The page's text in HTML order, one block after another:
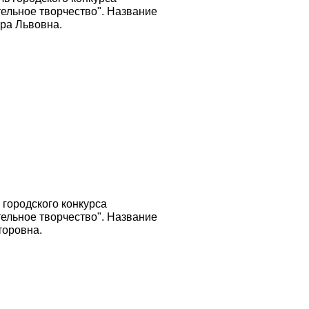
творчество". Название
Львовна.
конкурса
творчество". Название